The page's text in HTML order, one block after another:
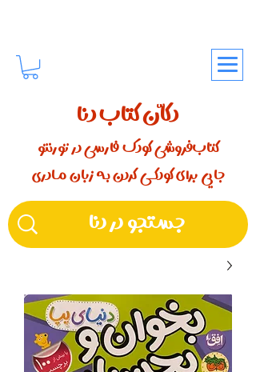
دکّان کتاب دنا
کتاب‌فروشی کودک فارسی در تورنتو
جایی برای کودکـــی کردن بـه زبان مـادری